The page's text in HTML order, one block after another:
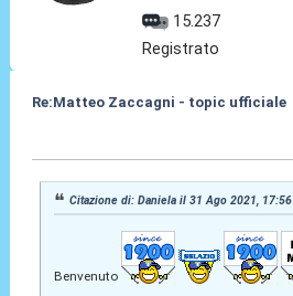
15.237
Registrato
Re:Matteo Zaccagni - topic ufficiale
Citazione di: Daniela il 31 Ago 2021, 17:56
Benvenuto